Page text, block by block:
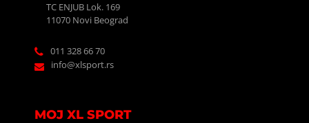
TC ENJUB Lok. 169
11070 Novi Beograd
011 328 66 70
info@xlsport.rs
MOJ XL SPORT